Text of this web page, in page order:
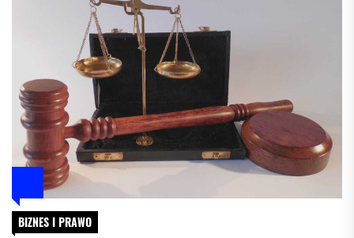
BIZNES I PRAWO